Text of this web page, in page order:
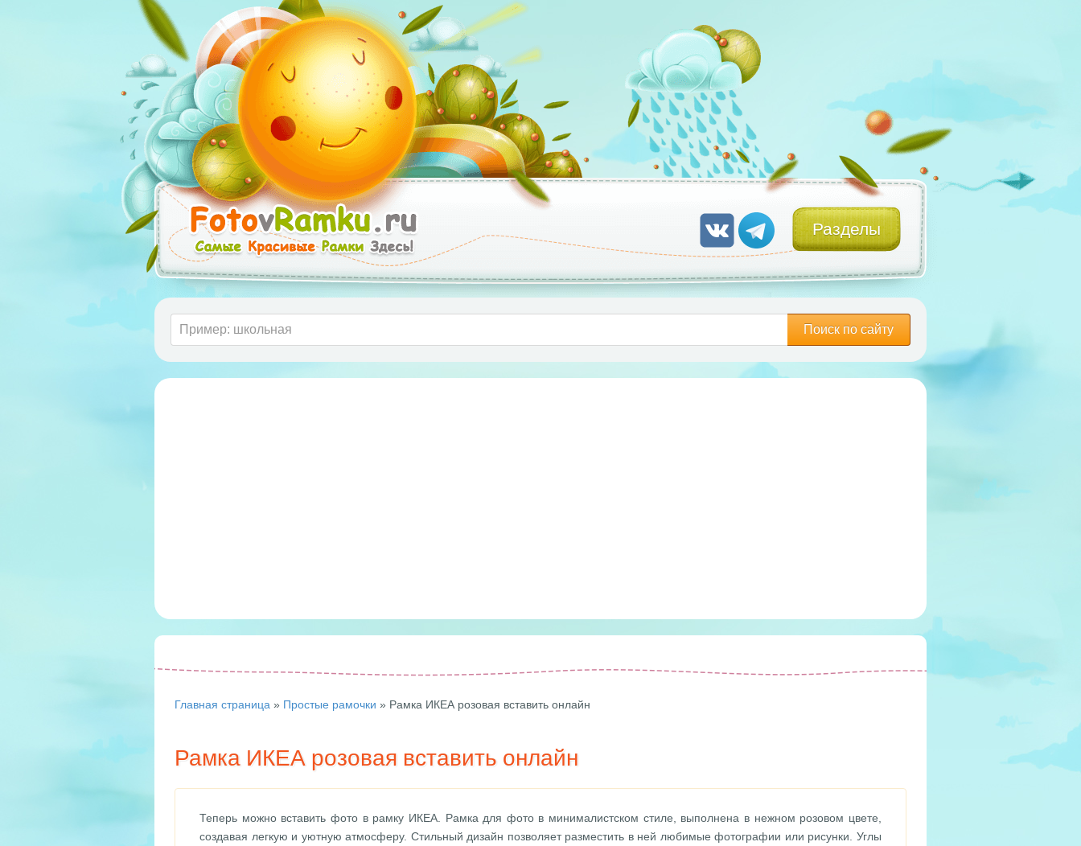
Разделы
Поиск по сайту
Главная страница » Простые рамочки » Рамка ИКЕА розовая вставить онлайн
Рамка ИКЕА розовая вставить онлайн
Теперь можно вставить фото в рамку ИКЕА. Рамка для фото в минималистском стиле, выполнена в нежном розовом цвете,
создавая легкую и уютную атмосферу. Стильный дизайн позволяет разместить в ней любимые фотографии или рисунки. Углы